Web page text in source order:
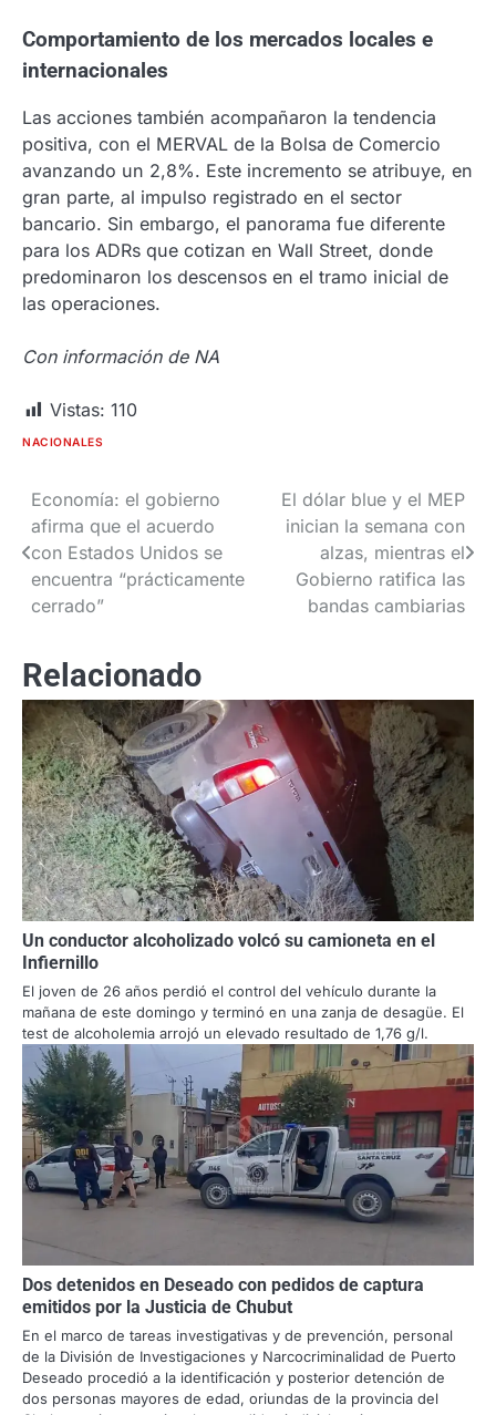
Comportamiento de los mercados locales e
internacionales
Las acciones también acompañaron la tendencia
positiva, con el MERVAL de la Bolsa de Comercio
avanzando un 2,8%. Este incremento se atribuye, en
gran parte, al impulso registrado en el sector
bancario. Sin embargo, el panorama fue diferente
para los ADRs que cotizan en Wall Street, donde
predominaron los descensos en el tramo inicial de
las operaciones.
Con información de NA
Vistas: 110
NACIONALES
Navegación
de
entradas
Economía: el gobierno
afirma que el acuerdo
con Estados Unidos se
encuentra “prácticamente
cerrado”
El dólar blue y el MEP
inician la semana con
alzas, mientras el
Gobierno ratifica las
bandas cambiarias
Relacionado
Un conductor alcoholizado volcó su camioneta en el
Infiernillo
El joven de 26 años perdió el control del vehículo durante la
mañana de este domingo y terminó en una zanja de desagüe. El
test de alcoholemia arrojó un elevado resultado de 1,76 g/l.
Dos detenidos en Deseado con pedidos de captura
emitidos por la Justicia de Chubut
En el marco de tareas investigativas y de prevención, personal
de la División de Investigaciones y Narcocriminalidad de Puerto
Deseado procedió a la identificación y posterior detención de
dos personas mayores de edad, oriundas de la provincia del